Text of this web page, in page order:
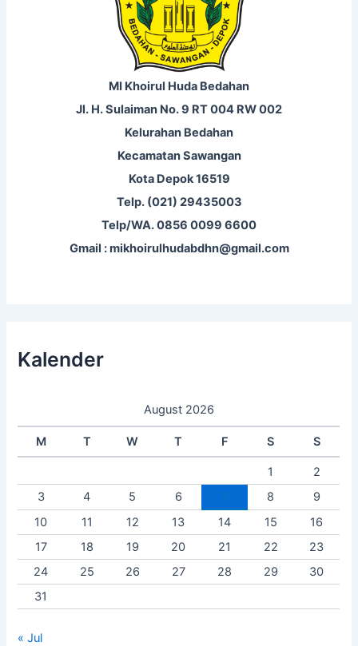
MI Khoirul Huda Bedahan
Jl. H. Sulaiman No. 9 RT 004 RW 002
Kelurahan Bedahan
Kecamatan Sawangan
Kota Depok 16519
Telp. (021) 29435003
Telp/WA. 0856 0099 6600
Gmail : mikhoirulhudabdhn@gmail.com
Kalender
August 2026
M T W T F S S
1
2
3
4 5 6 8
9
10
11 12 13 14 15
16
17
18 19 20 21 22
23
24
25 26 27 28 29
30
31
« Jul